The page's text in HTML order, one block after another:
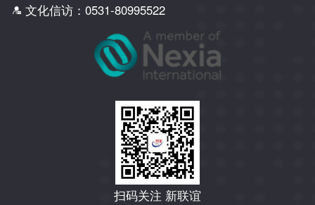
文化信访：0531-80995522
扫码关注 新联谊